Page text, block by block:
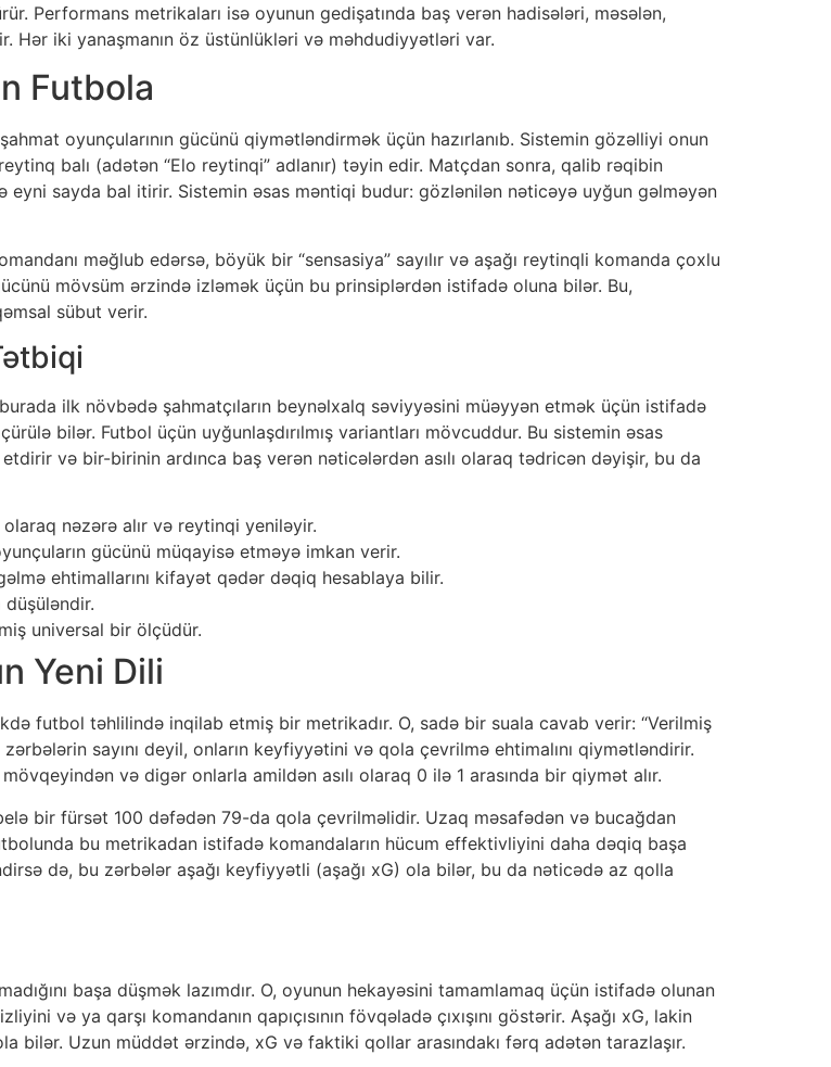
Performans metrikaları isə oyunun gedişatında baş verən hadisələri, məsələn,
iki yanaşmanın öz üstünlükləri və məhdudiyyətləri var.
Futbola
oyunçularının gücünü qiymətləndirmək üçün hazırlanıb. Sistemin gözəlliyi onun
balı (adətən “Elo reytinqi” adlanır) təyin edir. Matçdan sonra, qalib rəqibin
eyni sayda bal itirir. Sistemin əsas məntiqi budur: gözlənilən nəticəyə uyğun gəlməyən
məğlub edərsə, böyük bir “sensasiya” sayılır və aşağı reytinqli komanda çoxlu
mövsüm ərzində izləmək üçün bu prinsiplərdən istifadə oluna bilər. Bu,
sübut verir.
ilk növbədə şahmatçıların beynəlxalq səviyyəsini müəyyən etmək üçün istifadə
bilər. Futbol üçün uyğunlaşdırılmış variantları mövcuddur. Bu sistemin əsas
və bir-birinin ardınca baş verən nəticələrdən asılı olaraq tədricən dəyişir, bu da
nəzərə alır və reytinqi yeniləyir.
gücünü müqayisə etməyə imkan verir.
ehtimallarını kifayət qədər dəqiq hesablaya bilir.
universal bir ölçüdür.
Yeni Dili
futbol təhlilində inqilab etmiş bir metrikadır. O, sadə bir suala cavab verir: “Verilmiş
sayını deyil, onların keyfiyyətini və qola çevrilmə ehtimalını qiymətləndirir.
və digər onlarla amildən asılı olaraq 0 ilə 1 arasında bir qiymət alır.
bir fürsət 100 dəfədən 79-da qola çevrilməlidir. Uzaq məsafədən və bucağdan
bu metrikadan istifadə komandaların hücum effektivliyini daha dəqiq başa
də, bu zərbələr aşağı keyfiyyətli (aşağı xG) ola bilər, bu da nəticədə az qolla
başa düşmək lazımdır. O, oyunun hekayəsini tamamlamaq üçün istifadə olunan
və ya qarşı komandanın qapıçısının fövqəladə çıxışını göstərir. Aşağı xG, lakin
bilər. Uzun müddət ərzində, xG və faktiki qollar arasındakı fərq adətən tarazlaşır.